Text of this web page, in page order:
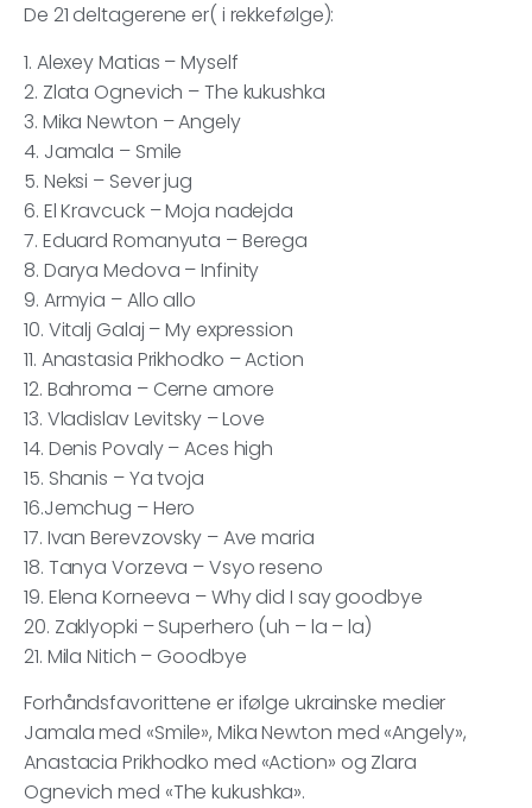
De 21 deltagerene er( i rekkefølge):
1. Alexey Matias – Myself
2. Zlata Ognevich – The kukushka
3. Mika Newton – Angely
4. Jamala – Smile
5. Neksi – Sever jug
6. El Kravcuck – Moja nadejda
7. Eduard Romanyuta – Berega
8. Darya Medova – Infinity
9. Armyia – Allo allo
10. Vitalj Galaj – My expression
11. Anastasia Prikhodko – Action
12. Bahroma – Cerne amore
13. Vladislav Levitsky – Love
14. Denis Povaly – Aces high
15. Shanis – Ya tvoja
16.Jemchug – Hero
17. Ivan Berevzovsky – Ave maria
18. Tanya Vorzeva – Vsyo reseno
19. Elena Korneeva – Why did I say goodbye
20. Zaklyopki – Superhero (uh – la – la)
21. Mila Nitich – Goodbye
Forhåndsfavorittene er ifølge ukrainske medier
Jamala med «Smile», Mika Newton med «Angely»,
Anastacia Prikhodko med «Action» og Zlara
Ognevich med «The kukushka».